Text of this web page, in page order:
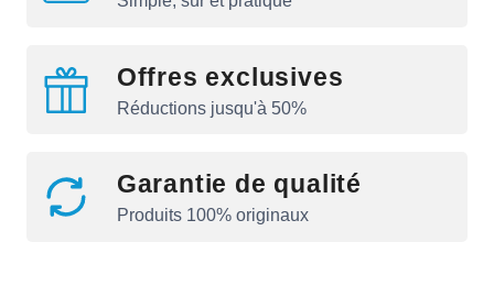
Offres exclusives
Réductions jusqu'à 50%
Garantie de qualité
Produits 100% originaux